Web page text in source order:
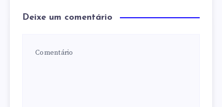
Deixe um comentário